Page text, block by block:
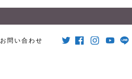
お問い合わせ